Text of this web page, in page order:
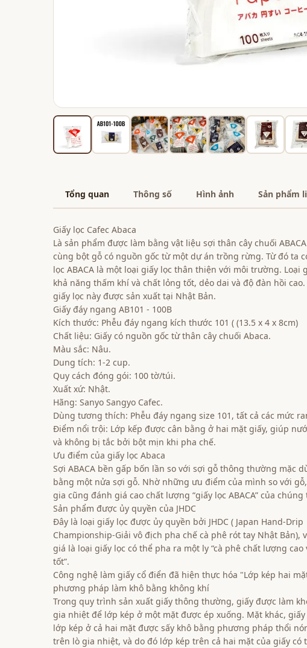
Tổng quan Thông số Hình ảnh Sản phẩm
Giấy lọc Cafec Abaca
Là sản phẩm được làm bằng vật liệu sợi thân cây chuối
cùng bột gỗ có nguồn gốc từ một dự án trồng rừng. Từ đó ta
lọc ABACA là một loại giấy lọc thân thiện với môi trường. Loại
khả năng thấm khí và chất lỏng tốt, dẻo dai và độ đàn hồi cao.
giấy lọc này được sản xuất tại Nhật Bản.
Giấy đáy ngang AB101 - 100B
Kích thước: Phễu đáy ngang kích thước 101 ( (13.5 x 4 x 8cm)
Chất liệu: Giấy có nguồn gốc từ thân cây chuối Abaca.
Màu sắc: Nâu.
Dung tích: 1-2 cup.
Quy cách đóng gói: 100 tờ/túi.
Xuất xứ: Nhật.
Hãng: Sanyo Sangyo Cafec.
Dùng tương thích: Phễu đáy ngang size 101, tất cả các mức
Điểm nổi trội: Lớp kếp được cân bằng ở hai mặt giấy, giúp
và không bị tắc bởi bột mịn khi pha chế.
Ưu điểm của giấy lọc Abaca
Sợi ABACA bền gấp bốn lần so với sợi gỗ thông thường mặc
bằng một nửa sợi gỗ. Nhờ những ưu điểm của mình so với
gia cũng đánh giá cao chất lượng “giấy lọc ABACA” của chúng
Sản phẩm được ủy quyền của JHDC
Đây là loại giấy lọc được ủy quyền bởi JHDC ( Japan Hand-Drip
Championship-Giải vô địch pha chế cà phê rót tay Nhật Bản),
giá là loại giấy lọc có thể pha ra một ly “cà phê chất lượng cao
tốt”.
Công nghệ làm giấy cổ điển đã hiện thực hóa "Lớp kép hai
phương pháp làm khô bằng không khí
Trong quy trình sản xuất giấy thông thường, giấy được làm
gia nhiệt để lớp kép ở một mặt được ép xuống. Mặt khác, giấy
lớp kép ở cả hai mặt được sấy khô bằng phương pháp thổi
trên lò gia nhiệt, và do đó lớp kép trên cả hai mặt của giấy có